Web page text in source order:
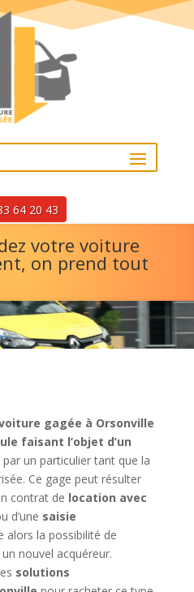
64 20 43
votre voiture
on prend tout
gagée à Orsonville
faisant l’objet d’un
par un particulier tant que la
Ce gage peut résulter
contrat de location avec
d’une saisie
alors la possibilité de
nouvel acquéreur.
solutions